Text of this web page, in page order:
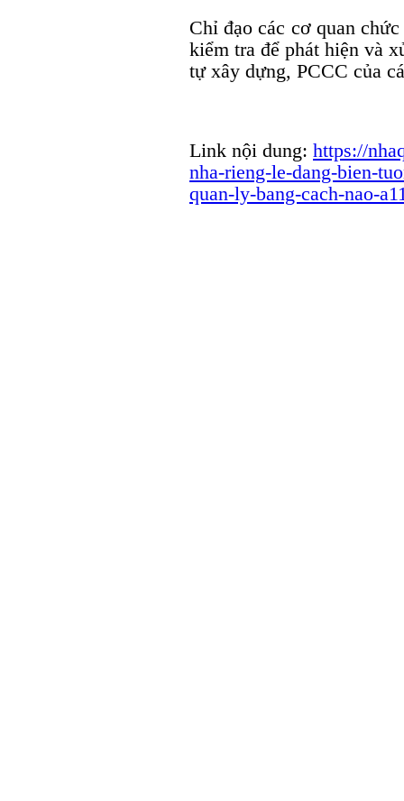
Chỉ đạo các cơ quan
kiểm tra để phát hiện và
tự xây dựng, PCCC của
Link nội dung: https://
nha-rieng-le-dang-bien-
quan-ly-bang-cach-nao-